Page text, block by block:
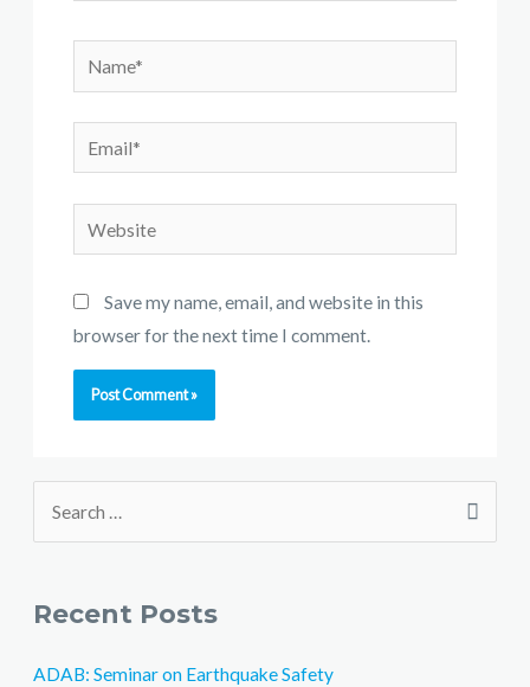
Save my name, email, and website in this
browser for the next time I comment.
Recent Posts
ADAB: Seminar on Earthquake Safety